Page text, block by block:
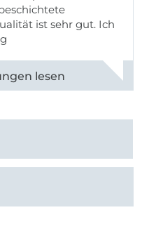
ist sehr gut. Ich
ansehen